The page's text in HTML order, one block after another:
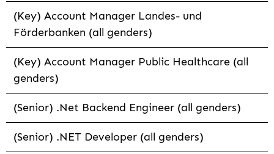
(Key) Account Manager Landes- und
Förderbanken (all genders)
(Key) Account Manager Public Healthcare (all
genders)
(Senior) .Net Backend Engineer (all genders)
(Senior) .NET Developer (all genders)